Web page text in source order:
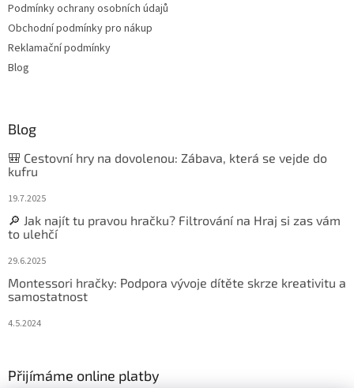
Podmínky ochrany osobních údajů
Obchodní podmínky pro nákup
Reklamační podmínky
Blog
Blog
🎒 Cestovní hry na dovolenou: Zábava, která se vejde do
kufru
19.7.2025
🔎 Jak najít tu pravou hračku? Filtrování na Hraj si zas vám
to ulehčí
29.6.2025
Montessori hračky: Podpora vývoje dítěte skrze kreativitu a
samostatnost
4.5.2024
Přijímáme online platby